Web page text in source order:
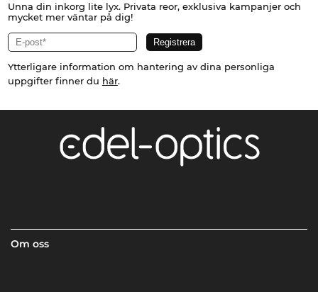
Unna din inkorg lite lyx. Privata reor, exklusiva kampanjer och
mycket mer väntar på dig!
Ytterligare information om hantering av dina personliga
uppgifter finner du här.
Om oss